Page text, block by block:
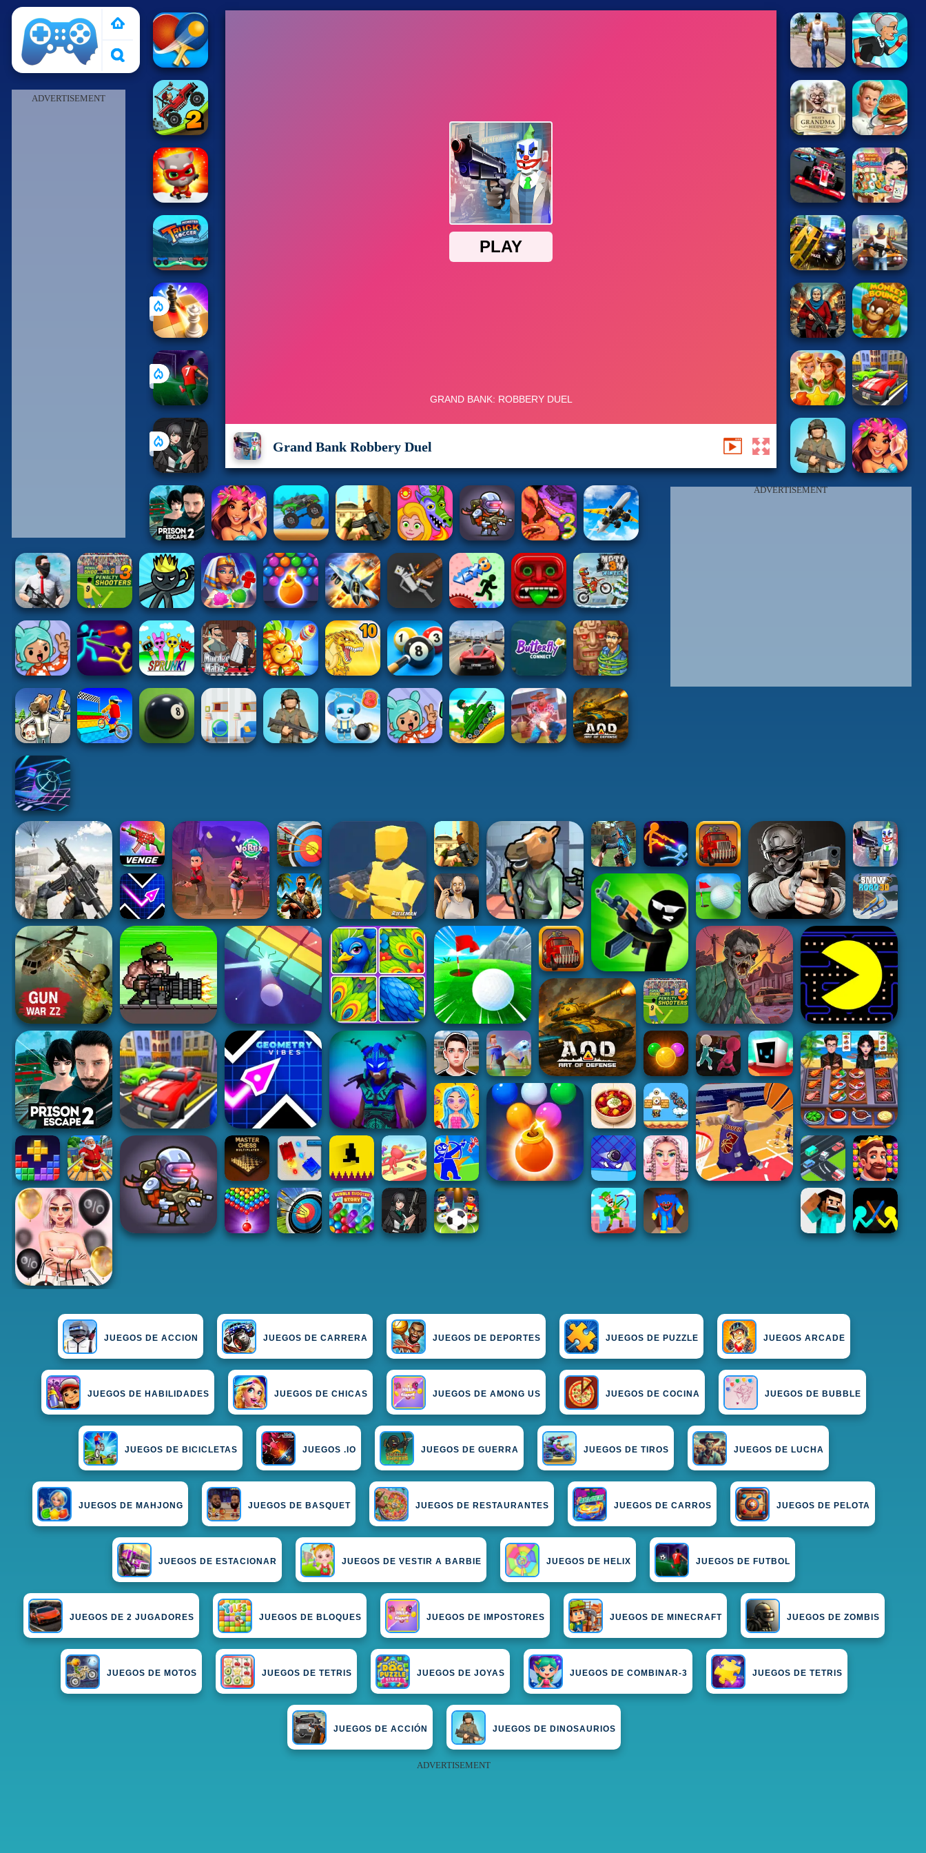
ADVERTISEMENT
Grand Bank Robbery Duel
ADVERTISEMENT
JUEGOS DE ACCION JUEGOS DE CARRERA JUEGOS DE DEPORTES JUEGOS DE PUZZLE JUEGOS ARCADE
JUEGOS DE HABILIDADES JUEGOS DE CHICAS JUEGOS DE AMONG US JUEGOS DE COCINA JUEGOS DE BUBBLE
JUEGOS DE BICICLETAS JUEGOS .IO JUEGOS DE GUERRA JUEGOS DE TIROS JUEGOS DE LUCHA
JUEGOS DE MAHJONG JUEGOS DE BASQUET JUEGOS DE RESTAURANTES JUEGOS DE CARROS JUEGOS DE PELOTA
JUEGOS DE ESTACIONAR JUEGOS DE VESTIR A BARBIE JUEGOS DE HELIX JUEGOS DE FUTBOL
JUEGOS DE 2 JUGADORES JUEGOS DE BLOQUES JUEGOS DE IMPOSTORES JUEGOS DE MINECRAFT JUEGOS DE ZOMBIS
JUEGOS DE MOTOS JUEGOS DE TETRIS JUEGOS DE JOYAS JUEGOS DE COMBINAR-3 JUEGOS DE TETRIS
JUEGOS DE ACCIÓN JUEGOS DE DINOSAURIOS
ADVERTISEMENT